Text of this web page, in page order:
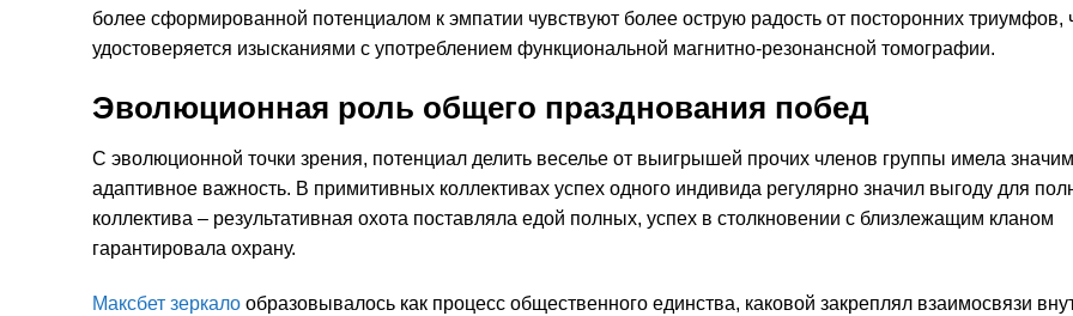
более сформированной потенциалом к эмпатии чувствуют более острую радость от посторонних триумфов,
удостоверяется изысканиями с употреблением функциональной магнитно-резонансной томографии.
Эволюционная роль общего празднования побед
С эволюционной точки зрения, потенциал делить веселье от выигрышей прочих членов группы имела
адаптивное важность. В примитивных коллективах успех одного индивида регулярно значил выгоду для
коллектива – результативная охота поставляла едой полных, успех в столкновении с близлежащим кланом
гарантировала охрану.
Максбет зеркало образовывалось как процесс общественного единства, каковой закреплял взаимосвязи